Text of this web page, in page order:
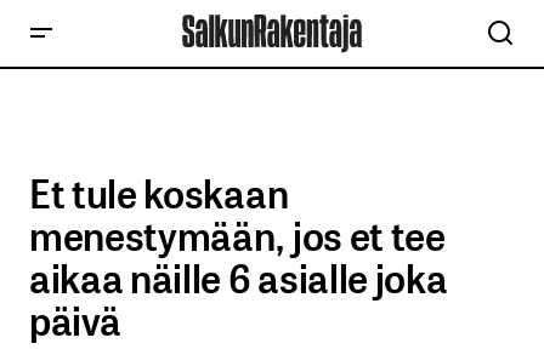
Et tule koskaan
menestymään, jos et tee
aikaa näille 6 asialle joka
päivä